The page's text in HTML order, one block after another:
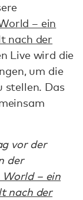
– ein
nach der
Live wird die
um die
stellen. Das
vor der
der
– ein
nach der